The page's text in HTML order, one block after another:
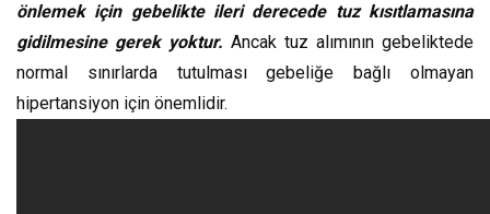
önlemek için gebelikte ileri derecede tuz kısıtlamasına
gidilmesine gerek yoktur. Ancak tuz alımının gebeliktede
normal sınırlarda tutulması gebeliğe bağlı olmayan
hipertansiyon için önemlidir.